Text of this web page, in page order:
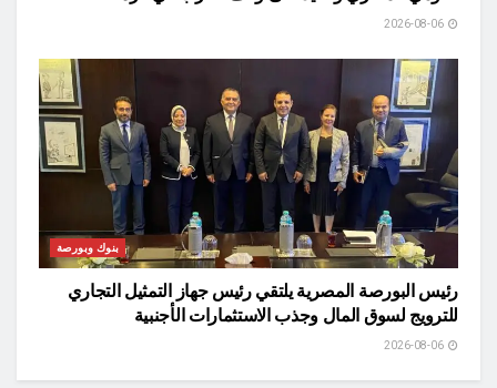
بنوك وبورصة
رئيس البورصة المصرية يلتقي رئيس جهاز التمثيل التجاري
للترويج لسوق المال وجذب الاستثمارات الأجنبية